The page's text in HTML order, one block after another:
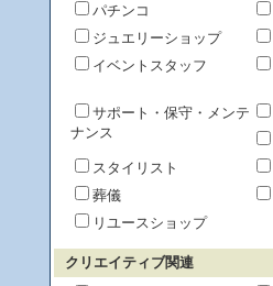
パチンコ
ジュエリーショップ
イベントスタッフ
サポート・保守・メンテ
ナンス
スタイリスト
葬儀
リユースショップ
クリエイティブ関連